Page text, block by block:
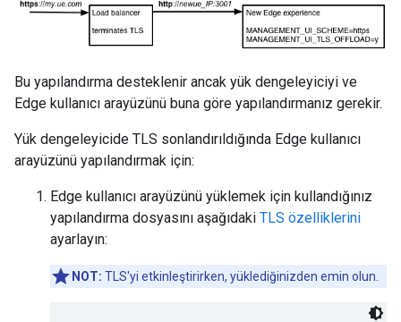
Bu yapılandırma desteklenir ancak yük dengeleyiciyi ve
Edge kullanıcı arayüzünü buna göre yapılandırmanız gerekir.
Yük dengeleyicide TLS sonlandırıldığında Edge kullanıcı
arayüzünü yapılandırmak için:
Edge kullanıcı arayüzünü yüklemek için kullandığınız
yapılandırma dosyasını aşağıdaki TLS özelliklerini
ayarlayın:
NOT: TLS'yi etkinleştirirken, yüklediğinizden emin olun.